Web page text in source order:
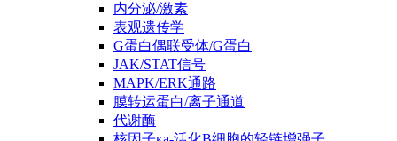
内分泌/激素
表观遗传学
G蛋白偶联受体/G蛋白
JAK/STAT信号
MAPK/ERK通路
膜转运蛋白/离子通道
代谢酶